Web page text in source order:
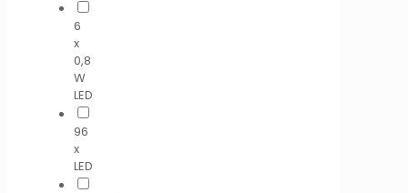
6
x
0,8
W
LED
96
x
LED